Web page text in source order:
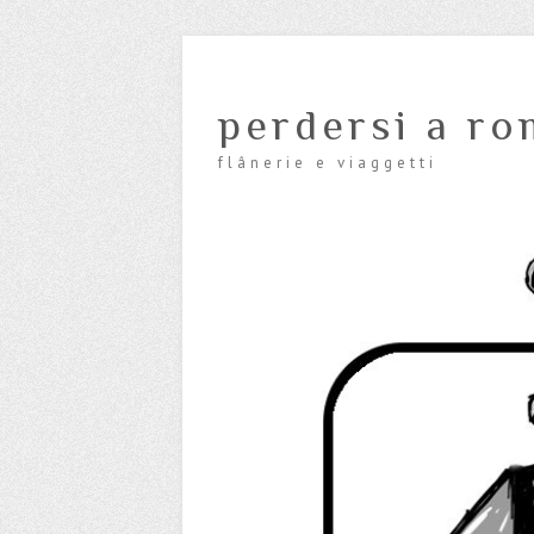
perdersi a
flânerie e viaggetti